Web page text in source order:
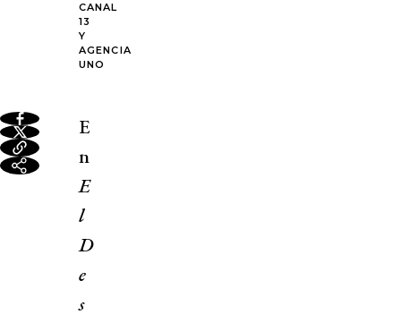
CANAL
13
Y
AGENCIA
UNO
E
n
E
l
D
e
s